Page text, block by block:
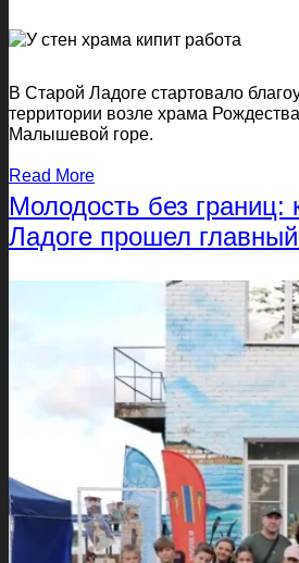
В Старой Ладоге стартовало
территории возле храма
Малышевой горе.
Read More
Молодость без границ:
Ладоге прошел